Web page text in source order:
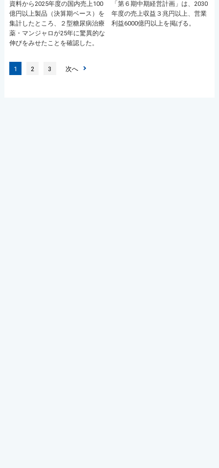
資料から2025年度の国内売上100
億円以上製品（決算期ベース）を
集計したところ、２型糖尿病治療
薬・マンジャロが25年に驚異的な
伸びをみせたことを確認した。
「第６期中期経営計画」は、2030
年度の売上収益３兆円以上、営業
利益6000億円以上を掲げる。
1 2 3 次へ